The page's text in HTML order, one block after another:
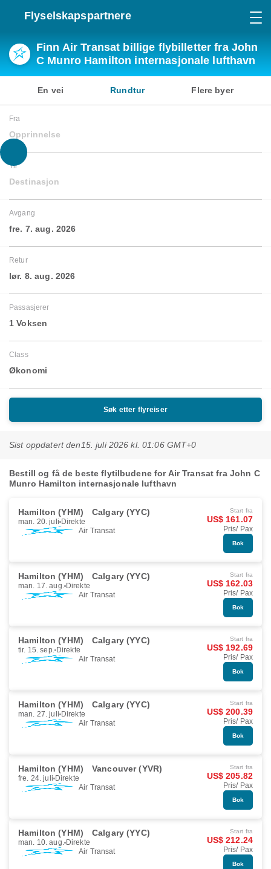
Flyselskapspartnere
Finn Air Transat billige flybilletter fra John
C Munro Hamilton internasjonale lufthavn
En vei Rundtur Flere byer
Fra
Opprinnelse
Til
Destinasjon
Avgang
fre. 7. aug. 2026
Retur
lør. 8. aug. 2026
Passasjerer
1 Voksen
Class
Økonomi
Søk etter flyreiser
Sist oppdatert den 15. juli 2026 kl. 01:06 GMT+0
Bestill og få de beste flytilbudene for Air Transat fra John C
Munro Hamilton internasjonale lufthavn
Hamilton (YHM) Calgary (YYC)
man. 20. juli Direkte
Air Transat
Start fra
US$ 161.07
Pris/ Pax
Bok
Hamilton (YHM) Calgary (YYC)
man. 17. aug. Direkte
Air Transat
Start fra
US$ 162.03
Pris/ Pax
Bok
Hamilton (YHM) Calgary (YYC)
tir. 15. sep. Direkte
Air Transat
Start fra
US$ 192.69
Pris/ Pax
Bok
Hamilton (YHM) Calgary (YYC)
man. 27. juli Direkte
Air Transat
Start fra
US$ 200.39
Pris/ Pax
Bok
Hamilton (YHM) Vancouver (YVR)
fre. 24. juli Direkte
Air Transat
Start fra
US$ 205.82
Pris/ Pax
Bok
Hamilton (YHM) Calgary (YYC)
man. 10. aug. Direkte
Air Transat
Start fra
US$ 212.24
Pris/ Pax
Bok